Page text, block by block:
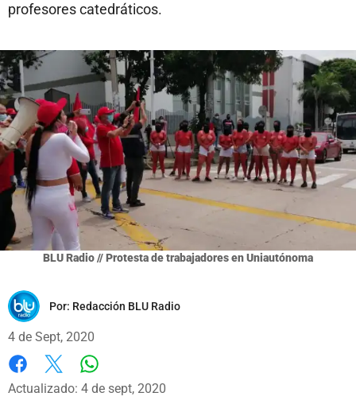
profesores catedráticos.
BLU Radio // Protesta de trabajadores en Uniautónoma
Por: Redacción BLU Radio
4 de Sept, 2020
Facebook
X
Actualizado: 4 de sept, 2020